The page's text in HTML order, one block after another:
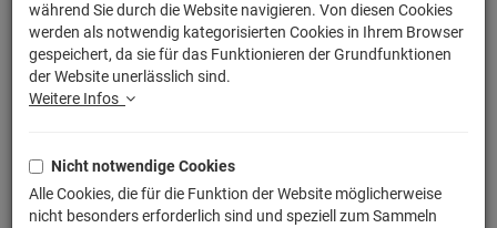
Sloth Fratelli Restaurant Head Fun
Data Goonies Piraten Bones
Kapuzenpullover
während Sie durch die Website navigieren. Von diesen Cookies
werden als notwendig kategorisierten Cookies in Ihrem Browser
gespeichert, da sie für das Funktionieren der Grundfunktionen
der Website unerlässlich sind.
Weitere Infos
Nicht notwendige Cookies
Alle Cookies, die für die Funktion der Website möglicherweise
nicht besonders erforderlich sind und speziell zum Sammeln